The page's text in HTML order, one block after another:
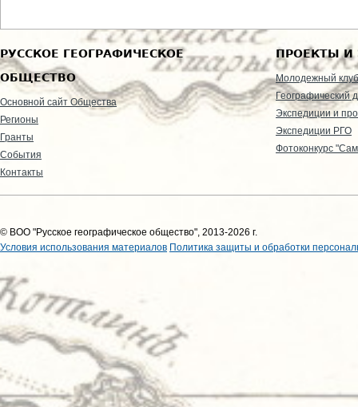
РУССКОЕ ГЕОГРАФИЧЕСКОЕ
ОБЩЕСТВО
Основной сайт Общества
Регионы
Гранты
События
Контакты
ПРОЕКТЫ И
Молодежный клуб
Географический
Экспедиции и
Экспедиции РГО
Фотоконкурс
© ВОО "Русское географическое общество", 2013-2026 г.
Условия использования материалов Политика защиты и обработки